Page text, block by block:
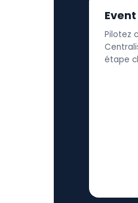
Pilotez
étape